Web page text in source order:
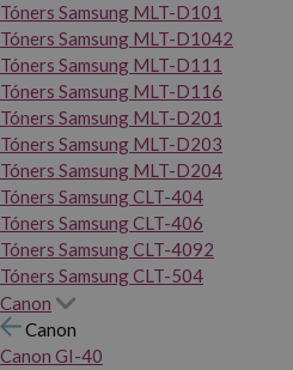
Tóners Samsung MLT-D101
Tóners Samsung MLT-D1042
Tóners Samsung MLT-D111
Tóners Samsung MLT-D116
Tóners Samsung MLT-D201
Tóners Samsung MLT-D203
Tóners Samsung MLT-D204
Tóners Samsung CLT-404
Tóners Samsung CLT-406
Tóners Samsung CLT-4092
Tóners Samsung CLT-504
Canon
Canon
Canon GI-40